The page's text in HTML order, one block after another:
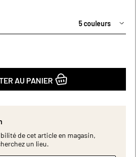
5 couleurs
AU PANIER
de cet article en magasin,
un lieu.